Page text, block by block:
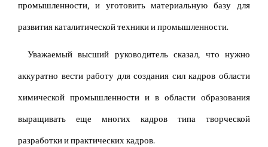
промышленности, и уготовить материальную базу для
развития каталитической техники и промышленности.
Уважаемый высший руководитель сказал, что нужно
аккуратно вести работу для создания сил кадров области
химической промышленности и в области образования
выращивать еще многих кадров типа творческой
разработки и практических кадров.